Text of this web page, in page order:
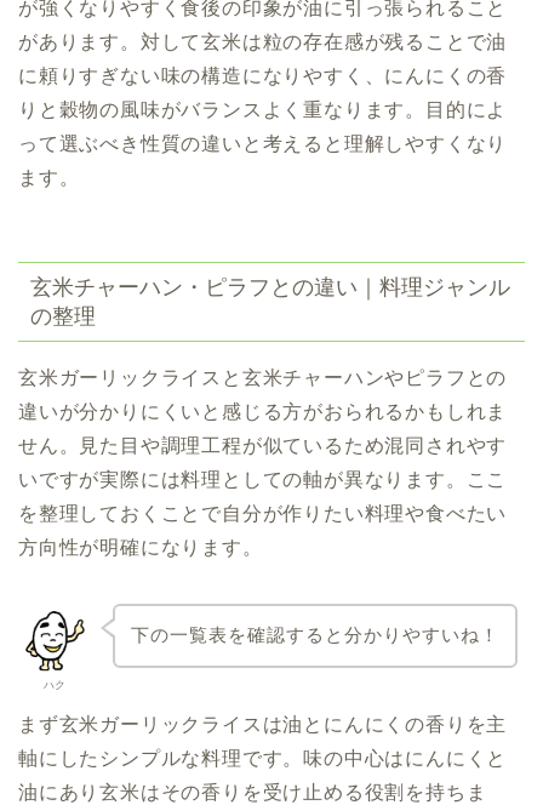
が強くなりやすく食後の印象が油に引っ張られること
があります。対して玄米は粒の存在感が残ることで油
に頼りすぎない味の構造になりやすく、にんにくの香
りと穀物の風味がバランスよく重なります。目的によ
って選ぶべき性質の違いと考えると理解しやすくなり
ます。
玄米チャーハン・ピラフとの違い｜料理ジャンル
の整理
玄米ガーリックライスと玄米チャーハンやピラフとの
違いが分かりにくいと感じる方がおられるかもしれま
せん。見た目や調理工程が似ているため混同されやす
いですが実際には料理としての軸が異なります。ここ
を整理しておくことで自分が作りたい料理や食べたい
方向性が明確になります。
ハク
下の一覧表を確認すると分かりやすいね！
まず玄米ガーリックライスは油とにんにくの香りを主
軸にしたシンプルな料理です。味の中心はにんにくと
油にあり玄米はその香りを受け止める役割を持ちま